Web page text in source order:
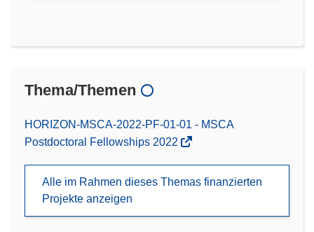
Thema/Themen
HORIZON-MSCA-2022-PF-01-01 - MSCA
Postdoctoral Fellowships 2022
Alle im Rahmen dieses Themas finanzierten
Projekte anzeigen